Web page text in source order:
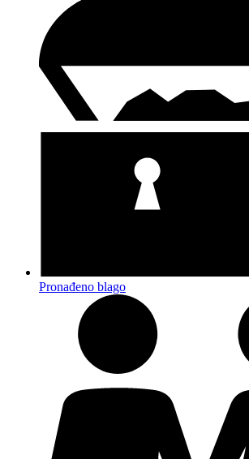
Pronađeno blago